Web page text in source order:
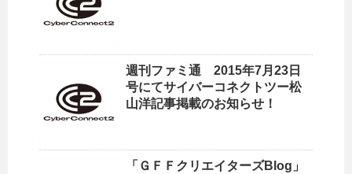
週刊ファミ通 2015年7月23日
号にてサイバーコネクトツー松
山洋記事掲載のお知らせ！
「ＧＦＦクリエイターズBlog」